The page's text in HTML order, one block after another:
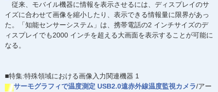
従来、モバイル機器に情報を表示させるには、ディスプレイのサ
イズに合わせて画像を縮小したり、表示できる情報量に限界があっ
た。「知能センサーシステム」は、携帯電話の2 インチサイズのデ
ィスプレイでも2000 インチを超える大画面を表示することが可能に
なる。
■特集:特殊領域における画像入力関連機器 1
サーモグラフィで温度測定 USB2.0遠赤外線温度監視カメラ/アー